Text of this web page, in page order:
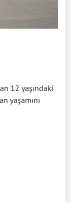
12 yaşındaki
yaşamını